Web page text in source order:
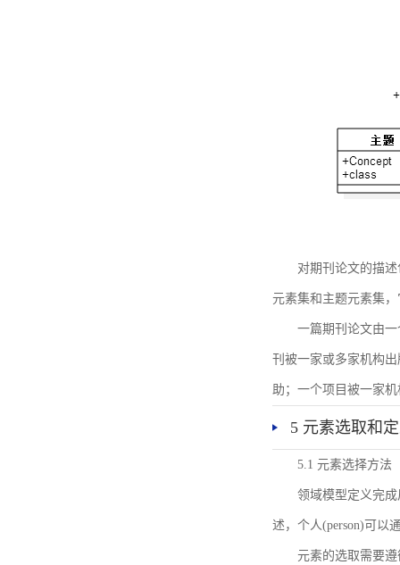
对期刊论文的描
元素集和主题元素集
一篇期刊论文由
刊被一家或多家机构
助；一个项目被一家
5 元素选取和
5.1 元素选择方法
领域模型定义完
述，个人(person)可以
元素的选取需要